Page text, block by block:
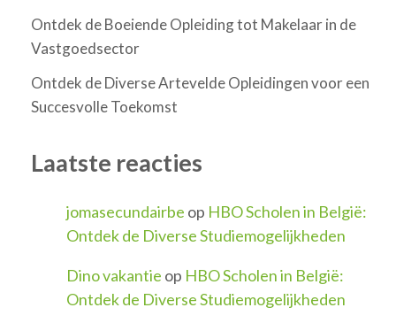
Ontdek de Boeiende Opleiding tot Makelaar in de
Vastgoedsector
Ontdek de Diverse Artevelde Opleidingen voor een
Succesvolle Toekomst
Laatste reacties
jomasecundairbe op HBO Scholen in België:
Ontdek de Diverse Studiemogelijkheden
Dino vakantie op HBO Scholen in België:
Ontdek de Diverse Studiemogelijkheden